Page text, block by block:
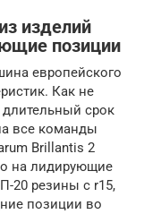
изделий
позиции
европейского
Как не
длительный срок
все команды
Brillantis 2
на лидирующие
20 резины с r15,
позиции во